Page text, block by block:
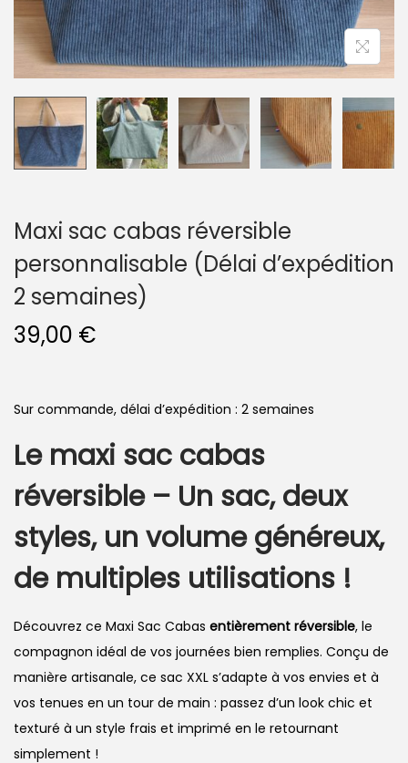
n
Maxi sac cabas réversible
personnalisable (Délai d’expédition
2 semaines)
39,00 €
Sur commande, délai d’expédition : 2 semaines
Le maxi sac cabas
réversible – Un sac, deux
styles, un volume généreux,
de multiples utilisations !
Découvrez ce Maxi Sac Cabas entièrement réversible, le
compagnon idéal de vos journées bien remplies. Conçu de
manière artisanale, ce sac XXL s’adapte à vos envies et à
vos tenues en un tour de main : passez d’un look chic et
texturé à un style frais et imprimé en le retournant
simplement !